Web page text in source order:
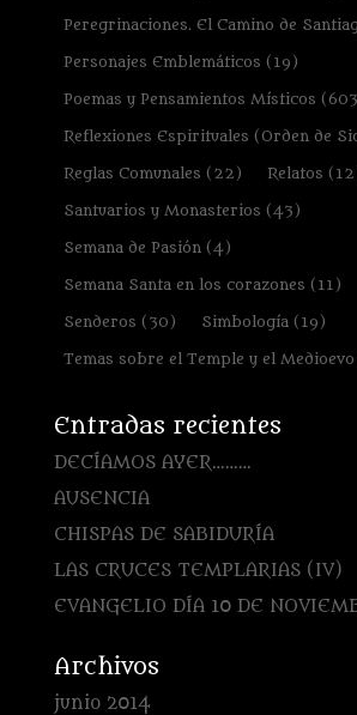
Peregrinaciones. El Camino de
Personajes Emblemáticos (19)
Poemas y Pensamientos Místicos
Reflexiones Espirituales (Orden de
Reglas Comunales (22) Relatos
Santuarios y Monasterios (43)
Semana de Pasión (4)
Semana Santa en los corazones (11)
Senderos (30) Simbología (19)
Temas sobre el Temple y el Medioevo
Entradas recientes
DECÍAMOS AYER………
AUSENCIA
CHISPAS DE SABIDURÍA
LAS CRUCES TEMPLARIAS (IV)
EVANGELIO DÍA 10 DE
Archivos
junio 2014